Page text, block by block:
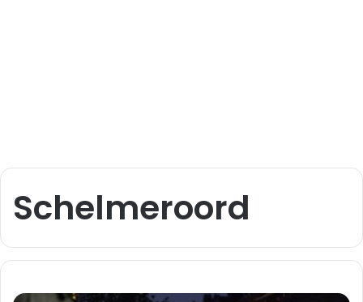
Schelmeroord